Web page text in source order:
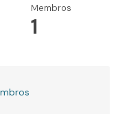
Membros
1